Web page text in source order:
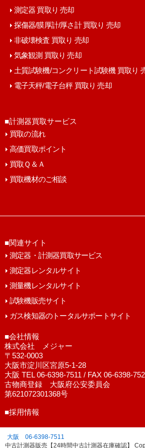
測定器 買取り 売却
探傷器/膜厚計/厚さ計 買取り 売却
非破壊検査 買取り 売却
気象観測 買取り 売却
土質試験機/コンクリート試験機 買取り
電子天秤/電子台秤 買取り 売却
■計測器買取サービス
買取の流れ
高価買取ポイント
買取Ｑ＆Ａ
買取機材のご相談
■関連サイト
測定器・計測器買取サービス
測定器レンタルサイト
測量機レンタルサイト
試験機販売サイト
ガス検知器のトータルサポートサイト
■会社情報
株式会社 メジャー
〒532-0003
大阪市淀川区宮原5-1-28
大阪 TEL 06-6398-7511 / FAX 06-6398-
古物商登録 大阪府公安委員会
第621072301368号
■採用情報
大阪 06-6398-7511
中古計測器販売【24時間中古計測器在庫確認】